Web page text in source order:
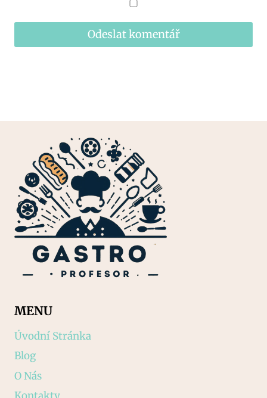
MENU
Úvodní Stránka
Blog
O Nás